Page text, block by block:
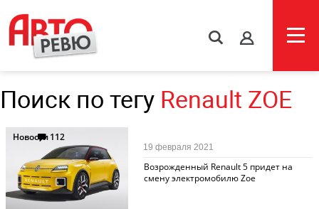
s
Поиск по тегу Renault ZOE
Новости112
Возрожденный Renault 5 придет на
смену электромобилю Zoe
19 февраля 2021